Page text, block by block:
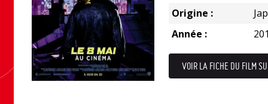
Origine :
Année :
VOIR LA FICHE DU FILM